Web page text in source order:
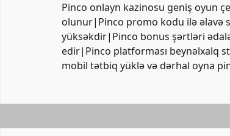
Pinco onlayn kazinosu geniş oyun
olunur|Pinco promo kodu ilə əlavə
yüksəkdir|Pinco bonus şərtləri
edir|Pinco platforması beynəlxalq
mobil tətbiq yüklə və dərhal oyna